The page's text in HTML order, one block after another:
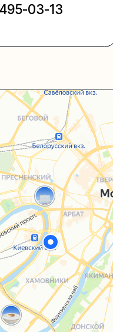
Блог
Каталог